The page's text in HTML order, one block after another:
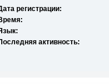
регистрации:
активность: